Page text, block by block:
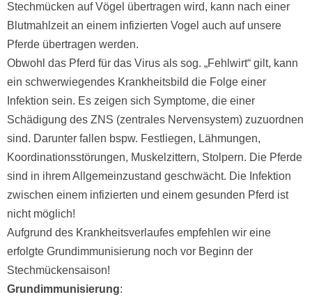
Stechmücken auf Vögel übertragen wird, kann nach einer
Blutmahlzeit an einem infizierten Vogel auch auf unsere
Pferde übertragen werden.
Obwohl das Pferd für das Virus als sog. „Fehlwirt“ gilt, kann
ein schwerwiegendes Krankheitsbild die Folge einer
Infektion sein. Es zeigen sich Symptome, die einer
Schädigung des ZNS (zentrales Nervensystem) zuzuordnen
sind. Darunter fallen bspw. Festliegen, Lähmungen,
Koordinationsstörungen, Muskelzittern, Stolpern. Die Pferde
sind in ihrem Allgemeinzustand geschwächt. Die Infektion
zwischen einem infizierten und einem gesunden Pferd ist
nicht möglich!
Aufgrund des Krankheitsverlaufes empfehlen wir eine
erfolgte Grundimmunisierung noch vor Beginn der
Stechmückensaison!
Grundimmunisierung: